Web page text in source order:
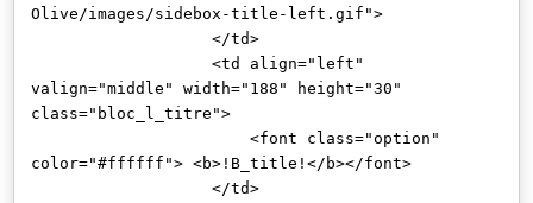
Olive/images/sidebox-title-left.gif">
</td>
<td align="left"
valign="middle" width="188" height="30"
class="bloc_l_titre">
<font class="option"
color="#ffffff"> <b>!B_title!</b></font>
</td>